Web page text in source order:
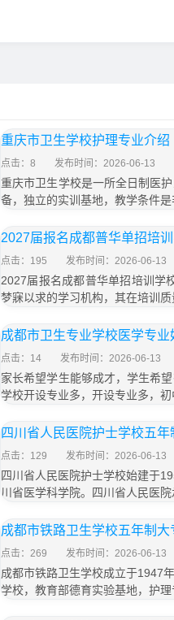
重庆市卫生学校护理专业介绍
点击：8 发布时间：2026-06-13
重庆市卫生学校是一所全日制医
备，独立的实训基地，教学条件
2027届报名成都普华单招培
点击：195 发布时间：2026-06-13
2027届报名成都普华单招培训学
梦寐以求的学习机构，其在培训
成都市卫生专业学校医学专业
点击：14 发布时间：2026-06-13
家长希望学生能够成才，学生希
学校开设专业多，开设专业多，
四川省人民医院护士学校五
点击：129 发布时间：2026-06-13
四川省人民医院护士学校始建于
川省医学科学院。四川省人民医
成都市铁路卫生学校五年制
点击：269 发布时间：2026-06-13
成都市铁路卫生学校成立于1947
学校，教育部德育实验基地，护